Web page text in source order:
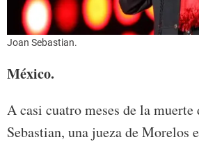
Joan Sebastian.
México.
A casi cuatro meses de la muerte
Sebastian, una jueza de Morelos